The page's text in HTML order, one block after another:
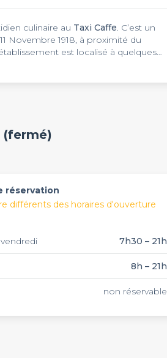
culinaire au Taxi Caffe. C’est un
Novembre 1918, à proximité du
est localisé à quelques
Une ambiance animée vous y attend.
réception d'événements privés ou
(fermé)
réservation
différents des horaires d'ouverture
7h30 – 21h
8h – 21h
non réservable